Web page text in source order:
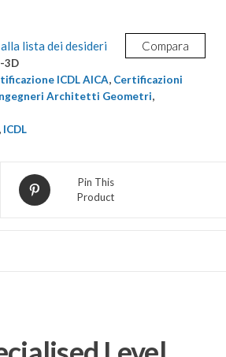
lista dei desideri Compara
3D
ICDL AICA, Certificazioni
Architetti Geometri,
, ICDL
Pin This
Product